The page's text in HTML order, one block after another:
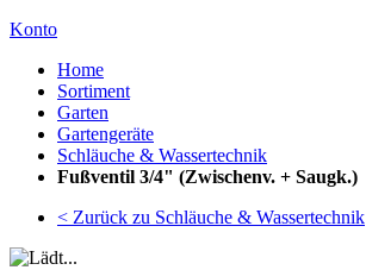
Konto
Home
Sortiment
Garten
Gartengeräte
Schläuche & Wassertechnik
Fußventil 3/4" (Zwischenv. + Saugk.)
< Zurück zu Schläuche & Wassertechnik